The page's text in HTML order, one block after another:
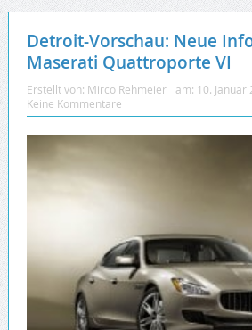
Detroit-Vorschau: Neue
Maserati Quattroporte VI
Erstellt von: Mirco Rehmeier am: 10. Januar
Keine Kommentare